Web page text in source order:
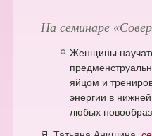
На семинаре
Женщины
яйцом и
энергии в
любых